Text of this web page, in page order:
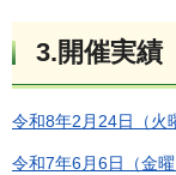
3.開催実績
令和8年2月24日（火
令和7年6月6日（金曜